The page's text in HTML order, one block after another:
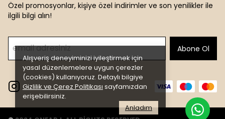
Alışveriş deneyiminizi iyileştirmek için
yasal düzenlemelere uygun çerezler
(cookies) kullanıyoruz. Detaylı bilgiye
Gizlilik ve Çerez Politikası sayfamızdan
erişebilirsiniz.
Anladım
Özel promosyonlar, kişiye özel indirimler ve son yenilikler ile
ilgili bilgi alın!
Abone Ol